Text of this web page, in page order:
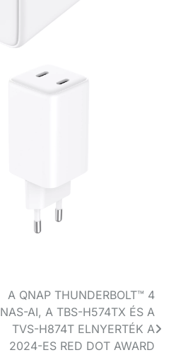
A QNAP THUNDERBOLT™ 4
NAS-AI, A TBS-H574TX ÉS A
TVS-H874T ELNYERTÉK A
2024-ES RED DOT AWARD